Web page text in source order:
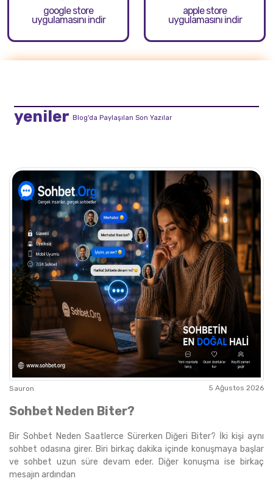
google store
uygulamasını indir
apple store
uygulamasını indir
yeniler Blog'da Paylaşılan Son Yazılar
Sauron 5 Ağustos 2026
Sohbet Neden Biter?
Bir Sohbet Neden Saatlerce Sürerken Diğeri Biter? İki kişi aynı
sohbet odasına girer. Biri birkaç dakika içinde konuşmaya başlar
ve sohbet uzun süre devam eder. Diğer konuşma ise birkaç
mesajın ardından